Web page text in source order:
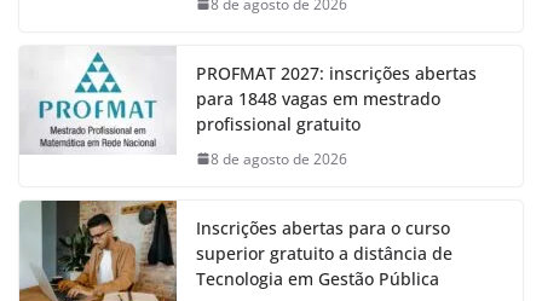
PROFMAT 2027: inscrições abertas
para 1848 vagas em mestrado
profissional gratuito
8 de agosto de 2026
Inscrições abertas para o curso
superior gratuito a distância de
Tecnologia em Gestão Pública